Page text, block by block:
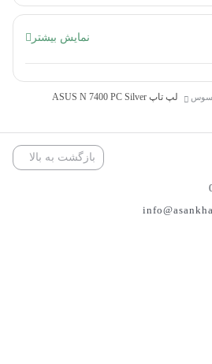
نمایش بیشتر
لپ تاپ ASUS N 7400 PC Silver
بازگشت به بالا